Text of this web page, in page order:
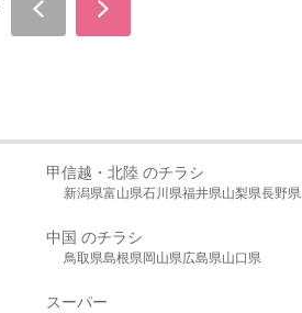
甲信越・北陸 のチラシ
新潟県富山県石川県福井県山梨県長野県
中国 のチラシ
鳥取県島根県岡山県広島県山口県
スーパー